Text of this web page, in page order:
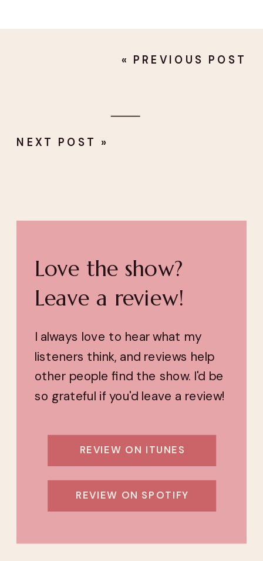
NEXT POST »
« PREVIOUS POST
REVIEW ON SPOTIFY
REVIEW ON ITUNES
I always love to hear what my
listeners think, and reviews help
other people find the show. I'd be
so grateful if you'd leave a review!
Love the show?
Leave a review!